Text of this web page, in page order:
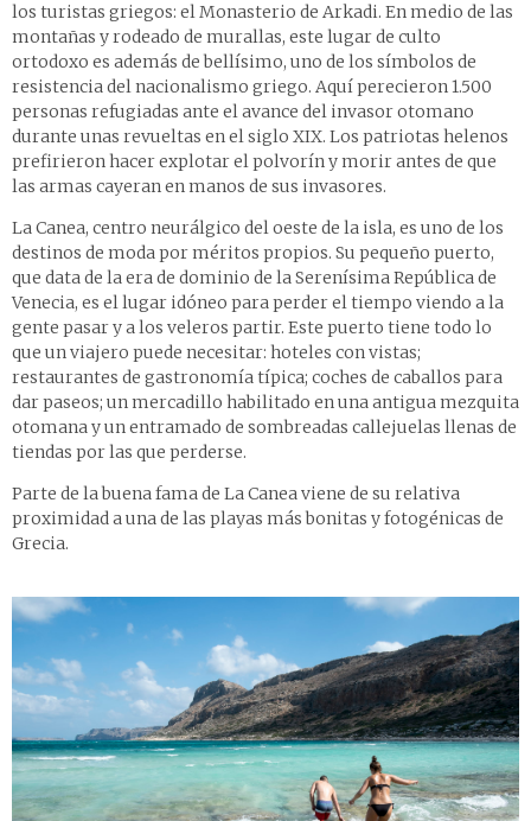
los turistas griegos: el Monasterio de Arkadi. En medio de las
montañas y rodeado de murallas, este lugar de culto
ortodoxo es además de bellísimo, uno de los símbolos de
resistencia del nacionalismo griego. Aquí perecieron 1.500
personas refugiadas ante el avance del invasor otomano
durante unas revueltas en el siglo XIX. Los patriotas helenos
prefirieron hacer explotar el polvorín y morir antes de que
las armas cayeran en manos de sus invasores.
La Canea, centro neurálgico del oeste de la isla, es uno de los
destinos de moda por méritos propios. Su pequeño puerto,
que data de la era de dominio de la Serenísima República de
Venecia, es el lugar idóneo para perder el tiempo viendo a la
gente pasar y a los veleros partir. Este puerto tiene todo lo
que un viajero puede necesitar: hoteles con vistas;
restaurantes de gastronomía típica; coches de caballos para
dar paseos; un mercadillo habilitado en una antigua mezquita
otomana y un entramado de sombreadas callejuelas llenas de
tiendas por las que perderse.
Parte de la buena fama de La Canea viene de su relativa
proximidad a una de las playas más bonitas y fotogénicas de
Grecia.